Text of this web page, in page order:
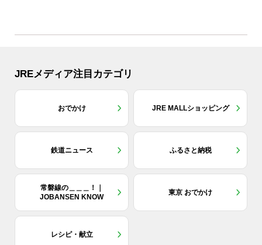
JREメディア注目カテゴリ
おでかけ JRE MALLショッピング
鉄道ニュース ふるさと納税
常磐線の＿＿＿！｜
JOBANSEN KNOW
東京 おでかけ
レシピ・献立